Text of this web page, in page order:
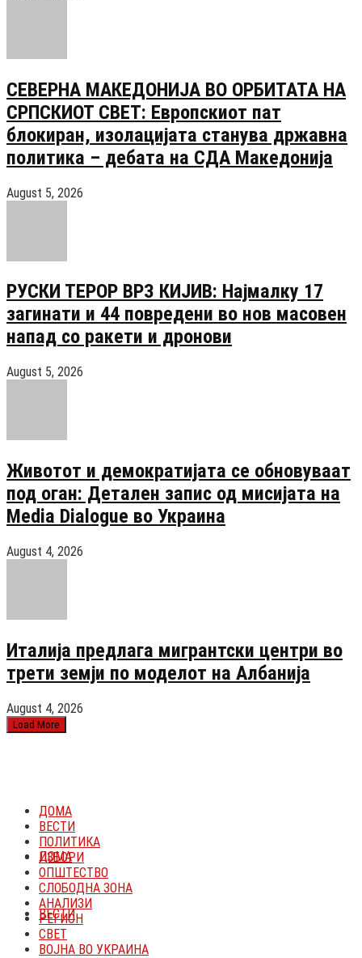
СЕВЕРНА МАКЕДОНИЈА ВО ОРБИТАТА НА
СРПСКИОТ СВЕТ: Европскиот пат
блокиран, изолацијата станува државна
политика – дебата на СДА Македонија
August 5, 2026
РУСКИ ТЕРОР ВРЗ КИЈИВ: Најмалку 17
загинати и 44 повредени во нов масовен
напад со ракети и дронови
August 5, 2026
Животот и демократијата се обновуваат
под оган: Детален запис од мисијата на
Media Dialogue во Украина
August 4, 2026
Италија предлага мигрантски центри во
трети земји по моделот на Албанија
August 4, 2026
Load More
ДОМА
ВЕСТИ
ПОЛИТИКА
ДОМА
ВЕСТИ
ПОЛИТИКА
ИЗБОРИ
ОПШТЕСТВО
СЛОБОДНА ЗОНА
АНАЛИЗИ
РЕГИОН
СВЕТ
ВОЈНА ВО УКРАИНА